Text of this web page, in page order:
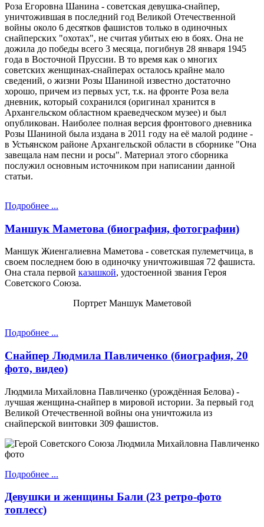
Роза Егоровна Шанина - советская девушка-снайпер,
уничтожившая в последний год Великой Отечественной
войны около 6 десятков фашистов только в одиночных
снайперских "охотах", не считая убитых ею в боях. Она не
дожила до победы всего 3 месяца, погибнув 28 января 1945
года в Восточной Пруссии. В то время как о многих
советских женщинах-снайперах осталось крайне мало
сведений, о жизни Розы Шаниной известно достаточно
хорошо, причем из первых уст, т.к. на фронте Роза вела
дневник, который сохранился (оригинал хранится в
Архангельском областном краеведческом музее) и был
опубликован. Наиболее полная версия фронтового дневника
Розы Шаниной была издана в 2011 году на её малой родине -
в Устьянском районе Архангельской области в сборнике "Она
завещала нам песни и росы". Материал этого сборника
послужил основным источником при написании данной
статьи.
Подробнее ...
Маншук Маметова (биография, фотографии)
Маншук Жиенгалиевна Маметова - советская пулеметчица, в
своем последнем бою в одиночку уничтожившая 72 фашиста.
Она стала первой казашкой, удостоенной звания Героя
Советского Союза.
Портрет Маншук Маметовой
Подробнее ...
Снайпер Людмила Павличенко (биография, 20
фото, видео)
Людмила Михайловна Павличенко (урождённая Белова) -
лучшая женщина-снайпер в мировой истории. За первый год
Великой Отечественной войны она уничтожила из
снайперской винтовки 309 фашистов.
Подробнее ...
Девушки и женщины Бали (23 ретро-фото
топлесс)